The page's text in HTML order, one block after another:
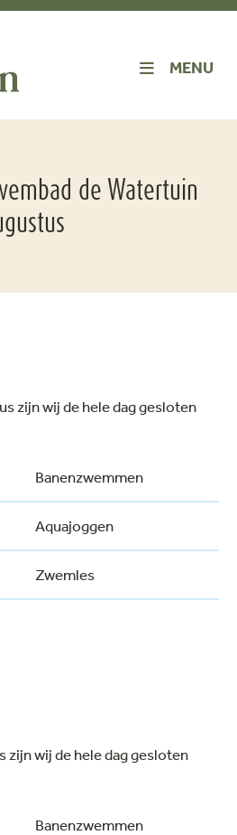
MENU
de Watertuin
zijn wij de hele dag gesloten
Banenzwemmen
Aquajoggen
Zwemles
zijn wij de hele dag gesloten
Banenzwemmen